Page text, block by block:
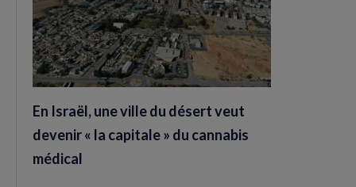
En Israël, une ville du désert veut
devenir « la capitale » du cannabis
médical